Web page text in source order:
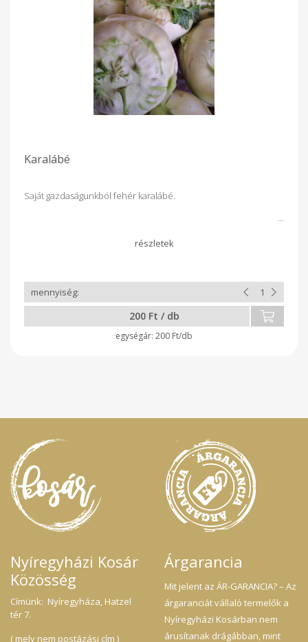
Karalábé
Saját gazdaságunkból fehér karalábé.
200 Ft / db
200 Ft/db
Nyíregyházi Kosár
Közösség
Címünk: Nyíregyháza, Hatzel
tér 7.
( mely nem postázási cím )
Árgarancia
Mit jelent az ÁR-GARANCIA? – Az
árgaranciát vállaló termelők a
Nyíregyházi Kosárban nem
árusítanak drágábban, mint